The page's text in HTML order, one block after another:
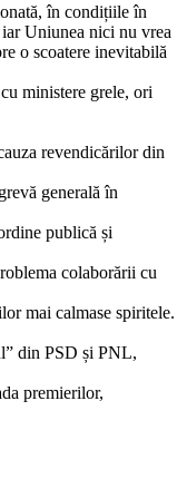
în condițiile în
Uniunea nici nu vrea
o scoatere inevitabilă
ministere grele, ori
revendicărilor din
generală în
publică și
colaborării cu
mai calmase spiritele.
din PSD și PNL,
premierilor,